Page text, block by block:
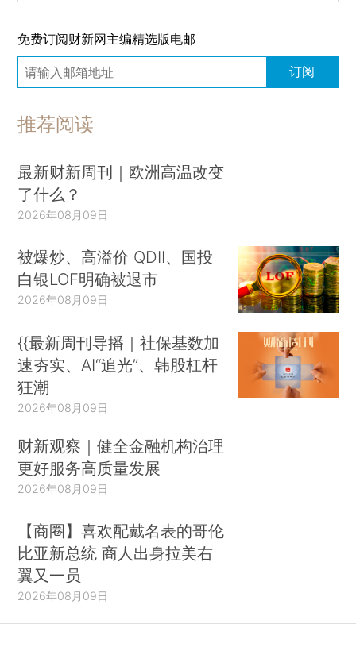
免费订阅财新网主编精选版电邮
订阅
推荐阅读
最新财新周刊｜欧洲高温改变
了什么？
2026年08月09日
被爆炒、高溢价 QDII、国投
白银LOF明确被退市
2026年08月09日
{{最新周刊导播｜社保基数加
速夯实、AI“追光”、韩股杠杆
狂潮
2026年08月09日
财新观察｜健全金融机构治理
更好服务高质量发展
2026年08月09日
【商圈】喜欢配戴名表的哥伦
比亚新总统 商人出身拉美右
翼又一员
2026年08月09日